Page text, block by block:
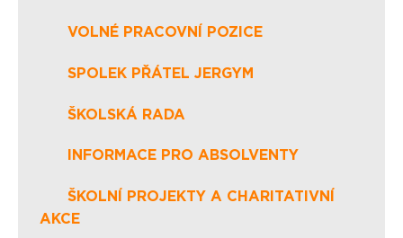
VOLNÉ PRACOVNÍ POZICE
SPOLEK PŘÁTEL JERGYM
ŠKOLSKÁ RADA
INFORMACE PRO ABSOLVENTY
ŠKOLNÍ PROJEKTY A CHARITATIVNÍ
AKCE